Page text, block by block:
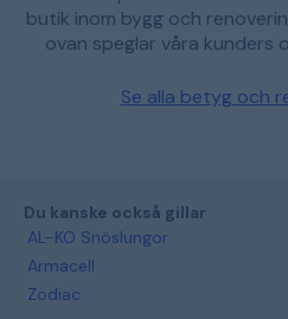
butik inom bygg och
ovan speglar våra kunders
Se alla betyg och
Du kanske också gillar
AL-KO Snöslungor
Armacell
Zodiac